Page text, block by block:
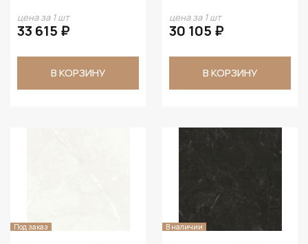
цена за 1 шт
33 615 ₽
В КОРЗИНУ
цена за 1 шт
30 105 ₽
В КОРЗИНУ
Под заказ В наличии